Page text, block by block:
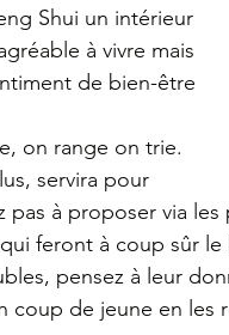
Shui un intérieur
à vivre mais
de bien-être
on range on trie.
pas à proposer via
feront à coup sûr
pensez à leur
coup de jeune en les